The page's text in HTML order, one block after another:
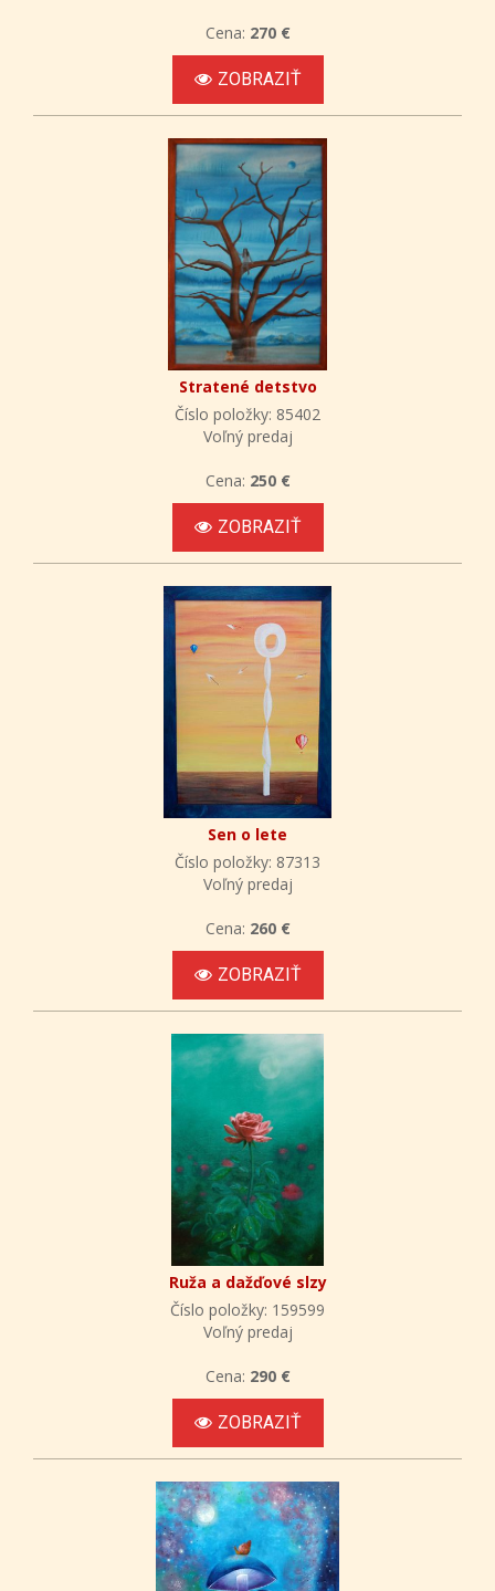
Cena: 270 €
ZOBRAZIŤ
Stratené detstvo
Číslo položky: 85402
Voľný predaj
Cena: 250 €
ZOBRAZIŤ
Sen o lete
Číslo položky: 87313
Voľný predaj
Cena: 260 €
ZOBRAZIŤ
Ruža a dažďové slzy
Číslo položky: 159599
Voľný predaj
Cena: 290 €
ZOBRAZIŤ